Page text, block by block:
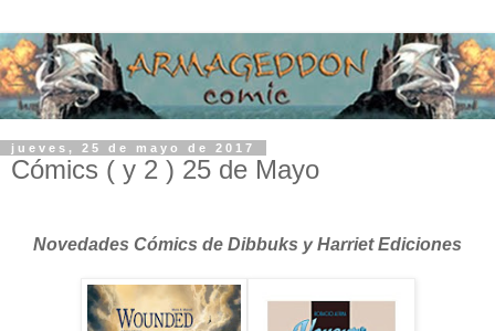
jueves, 25 de mayo de 2017
Cómics ( y 2 ) 25 de Mayo
Novedades Cómics de Dibbuks y Harriet Ediciones